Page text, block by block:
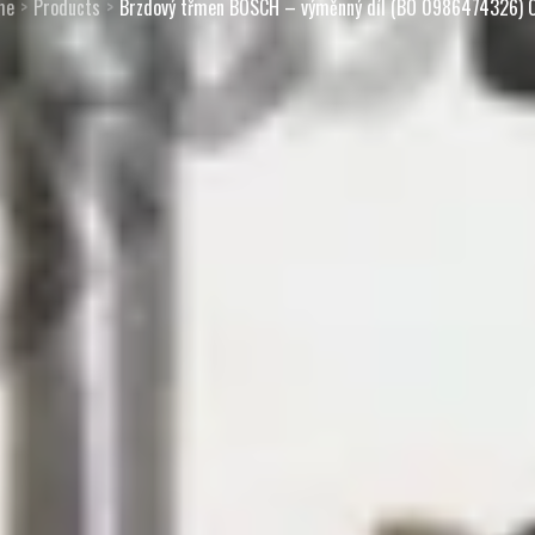
Products Brzdový třmen BOSCH – výměnný díl (BO 0986474326)